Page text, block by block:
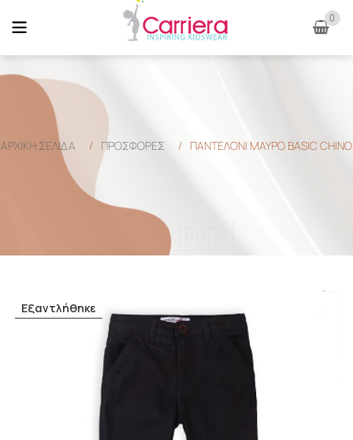
0
ΑΡΧΙΚΉ ΣΕΛΊΔΑ / ΠΡΟΣΦΟΡΕΣ / ΠΑΝΤΕΛΟΝΙ ΜΑΥΡΟ BASIC CHINO
Εξαντλήθηκε